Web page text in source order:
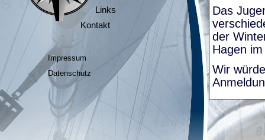
Links
Kontakt
Impressum
Datenschutz
Das
der
Hagen
Wir